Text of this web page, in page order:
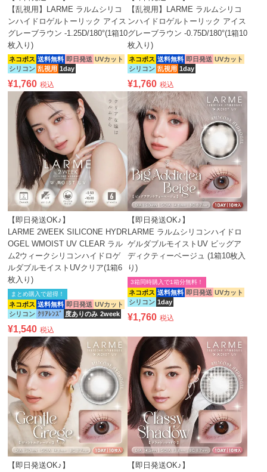
【乱視用】LARME ラルムシリコ
ンハイドロゲルトーリック アイス
グレーブラウン -1.25D/180°(1箱10
枚入り)
ネコポス 送料無料 即日発送 UVカット
シリコン 乱視用 1day
¥1,760 税込
【乱視用】LARME ラルムシリコ
ンハイドロゲルトーリック アイス
グレーブラウン -0.75D/180°(1箱10
枚入り)
ネコポス 送料無料 即日発送 UVカット
シリコン 乱視用 1day
¥1,760 税込
【即日発送OK♪】
LARME 2WEEK SILICONE HYDR
OGEL WMOIST UV CLEAR ラル
ム2ウィークシリコンハイドロゲ
ルダブルモイストUVクリア(1箱6
枚入り)
ネコポス 送料無料 即日発送 UVカット
シリコン ｸﾘｱﾚﾝｽﾞ 度ありのみ 2week
まとめ購入で超得！
¥1,540 税込
【即日発送OK♪】
LARME ラルムシリコンハイドロ
ゲルダブルモイストUV ビッグア
ディクティーベージュ (1箱10枚入
り)
ネコポス 送料無料 即日発送 UVカット
シリコン 1day
3箱同時購入で1箱分無料！
¥1,760 税込
【即日発送OK♪】
【即日発送OK♪】